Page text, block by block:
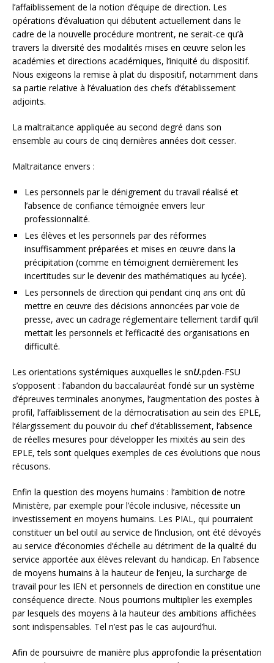
l’affaiblissement de la notion d’équipe de direction. Les
opérations d’évaluation qui débutent actuellement dans le
cadre de la nouvelle procédure montrent, ne serait-ce qu’à
travers la diversité des modalités mises en œuvre selon les
académies et directions académiques, l’iniquité du dispositif.
Nous exigeons la remise à plat du dispositif, notamment dans
sa partie relative à l’évaluation des chefs d’établissement
adjoints.
La maltraitance appliquée au second degré dans son
ensemble au cours de cinq dernières années doit cesser.
Maltraitance envers :
Les personnels par le dénigrement du travail réalisé et
l’absence de confiance témoignée envers leur
professionnalité.
Les élèves et les personnels par des réformes
insuffisamment préparées et mises en œuvre dans la
précipitation (comme en témoignent dernièrement les
incertitudes sur le devenir des mathématiques au lycée).
Les personnels de direction qui pendant cinq ans ont dû
mettre en œuvre des décisions annoncées par voie de
presse, avec un cadrage réglementaire tellement tardif qu’il
mettait les personnels et l’efficacité des organisations en
difficulté.
Les orientations systémiques auxquelles le snU.pden-FSU
s’opposent : l’abandon du baccalauréat fondé sur un système
d’épreuves terminales anonymes, l’augmentation des postes à
profil, l’affaiblissement de la démocratisation au sein des EPLE,
l’élargissement du pouvoir du chef d’établissement, l’absence
de réelles mesures pour développer les mixités au sein des
EPLE, tels sont quelques exemples de ces évolutions que nous
récusons.
Enfin la question des moyens humains : l’ambition de notre
Ministère, par exemple pour l’école inclusive, nécessite un
investissement en moyens humains. Les PIAL, qui pourraient
constituer un bel outil au service de l’inclusion, ont été dévoyés
au service d’économies d’échelle au détriment de la qualité du
service apportée aux élèves relevant du handicap. En l’absence
de moyens humains à la hauteur de l’enjeu, la surcharge de
travail pour les IEN et personnels de direction en constitue une
conséquence directe. Nous pourrions multiplier les exemples
par lesquels des moyens à la hauteur des ambitions affichées
sont indispensables. Tel n’est pas le cas aujourd’hui.
Afin de poursuivre de manière plus approfondie la présentation